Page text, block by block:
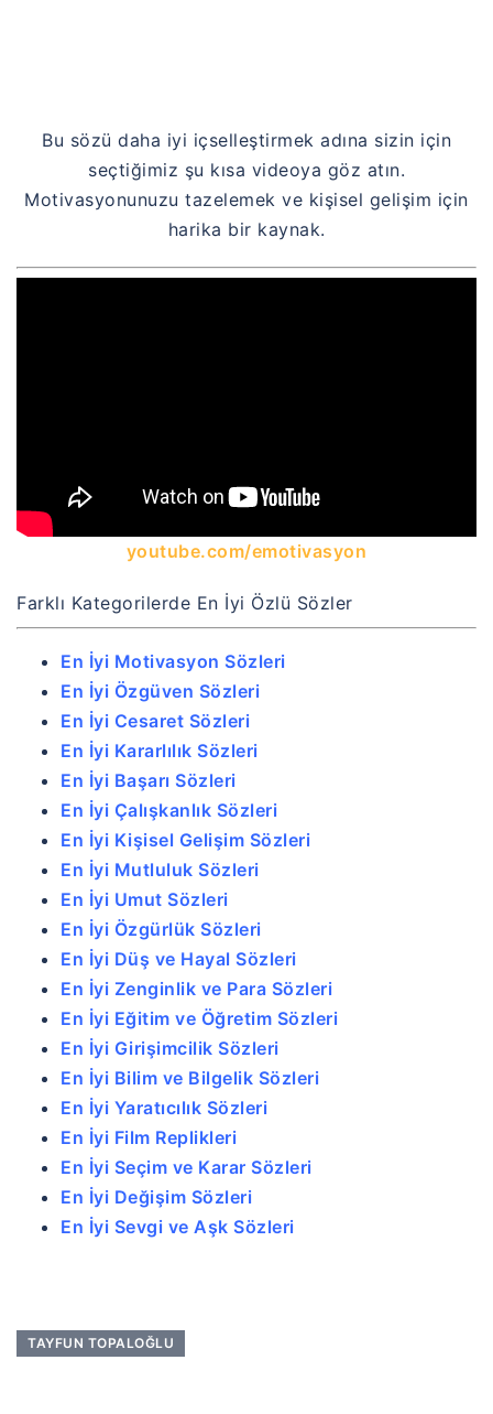
Bu sözü daha iyi içselleştirmek adına sizin için
seçtiğimiz şu kısa videoya göz atın.
Motivasyonunuzu tazelemek ve kişisel gelişim için
harika bir kaynak.
youtube.com/emotivasyon
Farklı Kategorilerde En İyi Özlü Sözler
En İyi Motivasyon Sözleri
En İyi Özgüven Sözleri
En İyi Cesaret Sözleri
En İyi Kararlılık Sözleri
En İyi Başarı Sözleri
En İyi Çalışkanlık Sözleri
En İyi Kişisel Gelişim Sözleri
En İyi Mutluluk Sözleri
En İyi Umut Sözleri
En İyi Özgürlük Sözleri
En İyi Düş ve Hayal Sözleri
En İyi Zenginlik ve Para Sözleri
En İyi Eğitim ve Öğretim Sözleri
En İyi Girişimcilik Sözleri
En İyi Bilim ve Bilgelik Sözleri
En İyi Yaratıcılık Sözleri
En İyi Film Replikleri
En İyi Seçim ve Karar Sözleri
En İyi Değişim Sözleri
En İyi Sevgi ve Aşk Sözleri
TAYFUN TOPALOĞLU